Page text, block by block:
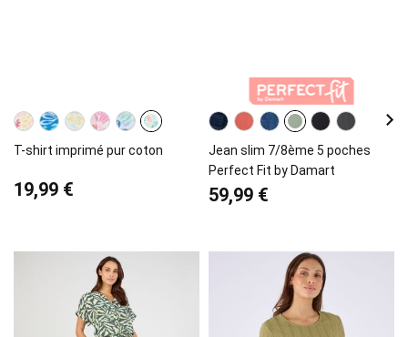
T-shirt imprimé pur coton
19,99 €
Jean slim 7/8ème 5 poches
Perfect Fit by Damart
59,99 €